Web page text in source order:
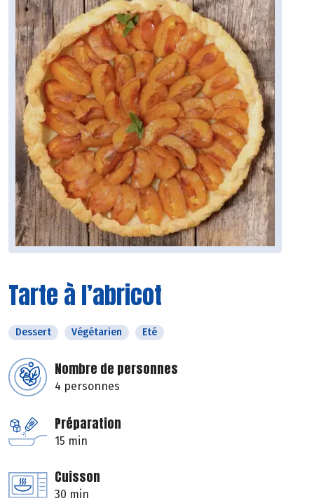
Tarte à l’abricot
Dessert Végétarien Eté
Nombre de personnes
4 personnes
Préparation
15 min
Cuisson
30 min